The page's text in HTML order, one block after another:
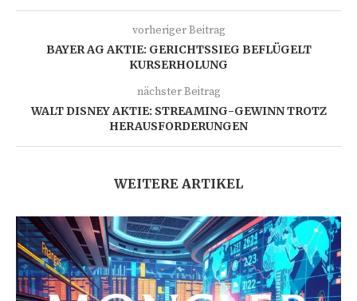
vorheriger Beitrag
BAYER AG AKTIE: GERICHTSSIEG BEFLÜGELT
KURSERHOLUNG
nächster Beitrag
WALT DISNEY AKTIE: STREAMING-GEWINN TROTZ
HERAUSFORDERUNGEN
WEITERE ARTIKEL